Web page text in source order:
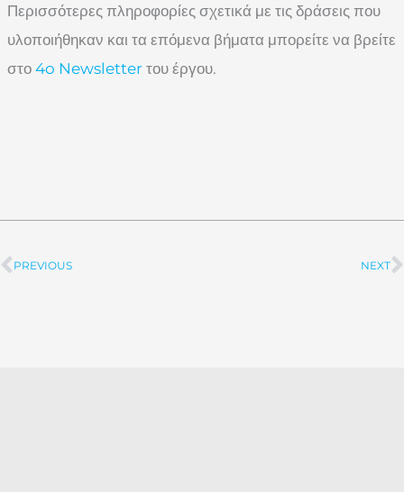
Περισσότερες πληροφορίες σχετικά με τις δράσεις που
υλοποιήθηκαν και τα επόμενα βήματα μπορείτε να βρείτε
στο 4o Newsletter του έργου.
Prev
PREVIOUS NEXT